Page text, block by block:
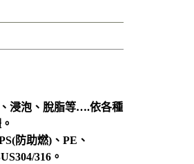
廢氣處理
抽風排氣設備工程
攪拌槽
體、製品結構工程
浸泡、脫脂等….依各種
防助燃)、PE、
316。